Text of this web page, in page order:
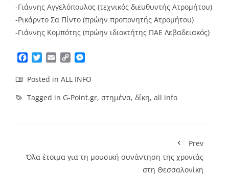
-Γιάννης Αγγελόπουλος (τεχνικός διευθυντής Ατρομήτου)
-Ρικάρντο Σα Πίντο (πρώην προπονητής Ατρομήτου)
-Γιάννης Κομπότης (πρώην ιδιοκτήτης ΠΑΕ Λεβαδειακός)
Facebook
TwitterEmailCopy
Posted in ALL INFO
Tagged in G-Point.gr, στημένα, δίκη, all info
Prev
Όλα έτοιμα για τη μουσική συνάντηση της χρονιάς
στη Θεσσαλονίκη